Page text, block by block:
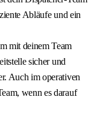
Abläufe und ein
mit deinem Team
sicher und
Auch im operativen
wenn es darauf